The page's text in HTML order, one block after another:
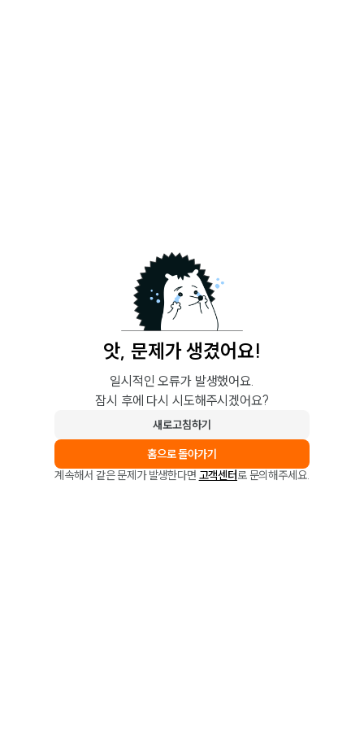
앗, 문제가 생겼어요!
일시적인 오류가 발생했어요.
잠시 후에 다시 시도해주시겠어요?
새로고침하기
홈으로 돌아가기
계속해서 같은 문제가 발생한다면 고객센터로 문의해주세요.